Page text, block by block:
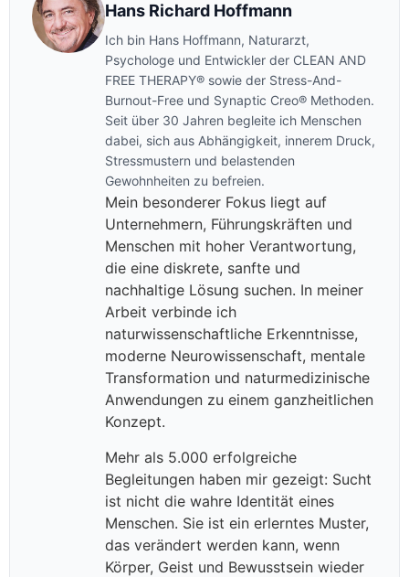
Hans Richard Hoffmann
Ich bin Hans Hoffmann, Naturarzt,
Psychologe und Entwickler der CLEAN AND
FREE THERAPY® sowie der Stress-And-
Burnout-Free und Synaptic Creo® Methoden.
Seit über 30 Jahren begleite ich Menschen
dabei, sich aus Abhängigkeit, innerem Druck,
Stressmustern und belastenden
Gewohnheiten zu befreien.
Mein besonderer Fokus liegt auf
Unternehmern, Führungskräften und
Menschen mit hoher Verantwortung,
die eine diskrete, sanfte und
nachhaltige Lösung suchen. In meiner
Arbeit verbinde ich
naturwissenschaftliche Erkenntnisse,
moderne Neurowissenschaft, mentale
Transformation und naturmedizinische
Anwendungen zu einem ganzheitlichen
Konzept.
Mehr als 5.000 erfolgreiche
Begleitungen haben mir gezeigt: Sucht
ist nicht die wahre Identität eines
Menschen. Sie ist ein erlerntes Muster,
das verändert werden kann, wenn
Körper, Geist und Bewusstsein wieder